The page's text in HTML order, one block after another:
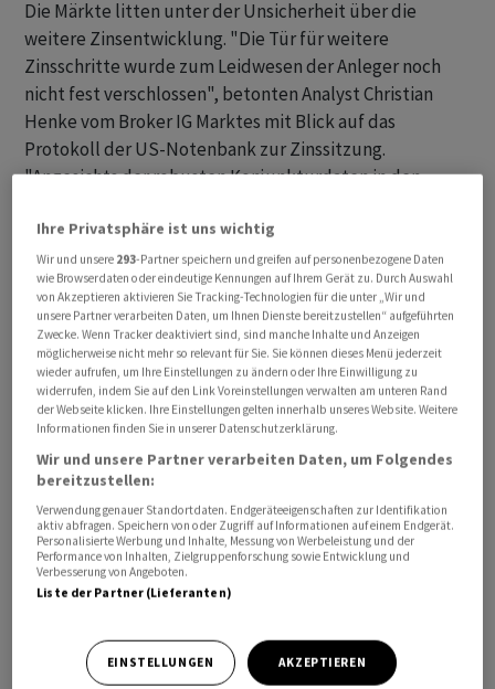
Die Märkte litten unter der Unsicherheit über die
weitere Zinsentwicklung. "Die Tür für weitere
Zinsschritte wurde zum Leidwesen der Anleger noch
nicht fest verschlossen", betonten Analyst Christian
Henke vom Broker IG Marktes mit Blick auf das
Protokoll der US-Notenbank zur Zinssitzung.
"Angesichts der robusten Konjunkturdaten in den
zwei Prozent möchte die US-Notenbank das Thema
Zinserhöhungen noch nicht vom Tisch nehmen." Die
Hängepartie an den Märkten könnte bis zur nächsten
Zinsentscheidung der US-Notenbank im September
weiter gehen.
Unter den Einzelbranchen setzte sich die wechselhafte
Entwicklung der Vortage fort. Öl- und Rohstoffwerte
erholten sich von der Schwäche am Vortag, während die
zuletzt festen Einhandels- und Nahrungsmittelwerte
wieder nachgaben.
Ihre Privatsphäre ist uns wichtig
Wir und unsere 293-Partner speichern und greifen auf personenbezogene Daten
wie Browserdaten oder eindeutige Kennungen auf Ihrem Gerät zu. Durch Auswahl
von Akzeptieren aktivieren Sie Tracking-Technologien für die unter „Wir und
unsere Partner verarbeiten Daten, um Ihnen Dienste bereitzustellen“ aufgeführten
Zwecke. Wenn Tracker deaktiviert sind, sind manche Inhalte und Anzeigen
möglicherweise nicht mehr so relevant für Sie. Sie können dieses Menü jederzeit
wieder aufrufen, um Ihre Einstellungen zu ändern oder Ihre Einwilligung zu
widerrufen, indem Sie auf den Link Voreinstellungen verwalten am unteren Rand
der Webseite klicken. Ihre Einstellungen gelten innerhalb unseres Website. Weitere
Informationen finden Sie in unserer Datenschutzerklärung.
Wir und unsere Partner verarbeiten Daten, um Folgendes
bereitzustellen:
Verwendung genauer Standortdaten. Endgeräteeigenschaften zur Identifikation
aktiv abfragen. Speichern von oder Zugriff auf Informationen auf einem Endgerät.
Personalisierte Werbung und Inhalte, Messung von Werbeleistung und der
Performance von Inhalten, Zielgruppenforschung sowie Entwicklung und
Verbesserung von Angeboten.
Liste der Partner (Lieferanten)
EINSTELLUNGEN AKZEPTIEREN